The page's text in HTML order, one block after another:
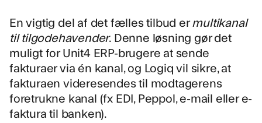
En vigtig del af det fælles tilbud ermultikanal
til tilgodehavender. Denne løsning gør det
muligt for Unit4 ERP-brugere at sende
fakturaer via én kanal, og Logiq vil sikre, at
fakturaen videresendes til modtagerens
foretrukne kanal (fx EDI, Peppol, e-mail eller e-
faktura til banken).